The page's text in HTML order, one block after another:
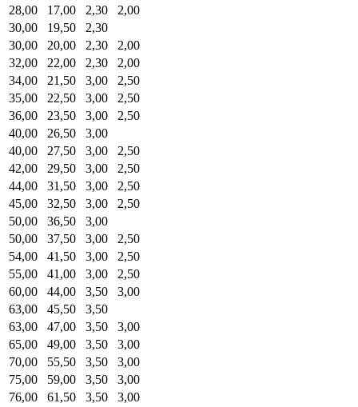
28,00
17,00 2,30
2,00
30,00
19,50
2,30
30,00
20,00 2,30
2,00
32,00
22,00 2,30
2,00
34,00
21,50 3,00
2,50
35,00
22,50 3,00
2,50
36,00
23,50 3,00
2,50
40,00
26,50
3,00
40,00
27,50 3,00
2,50
42,00
29,50 3,00
2,50
44,00
31,50 3,00
2,50
45,00
32,50 3,00
2,50
50,00
36,50
3,00
50,00
37,50 3,00
2,50
54,00
41,50 3,00
2,50
55,00
41,00 3,00
2,50
60,00
44,00 3,50
3,00
63,00
45,50
3,50
63,00
47,00 3,50
3,00
65,00
49,00 3,50
3,00
70,00
55,50 3,50
3,00
75,00
59,00 3,50
3,00
76,00
61,50 3,50
3,00